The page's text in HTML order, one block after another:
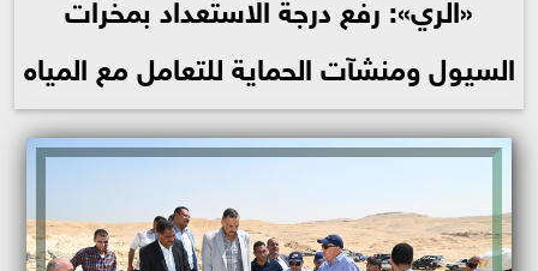
السيول ومنشآت الحماية للتعامل مع المياه